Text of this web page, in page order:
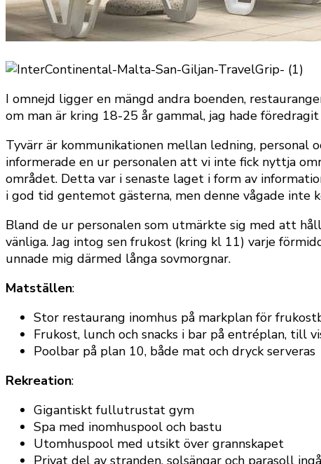
I omnejd ligger en mängd andra boenden,
om man är kring 18-25 år gammal, jag hade
Tyvärr är kommunikationen mellan ledning, personal
informerade en ur personalen att vi inte fick nyttja
området. Detta var i senaste laget i form av
i god tid gentemot gästerna, men denne vågade
Bland de ur personalen som utmärkte sig med att
vänliga. Jag intog sen frukost (kring kl 11) varje
unnade mig därmed långa sovmorgnar.
Matställen:
Stor restaurang inomhus på markplan för
Frukost, lunch och snacks i bar på entréplan, till
Poolbar på plan 10, både mat och dryck serveras
Rekreation:
Gigantiskt fullutrustat gym
Spa med inomhuspool och bastu
Utomhuspool med utsikt över grannskapet
Privat del av stranden, solsängar och parasoll